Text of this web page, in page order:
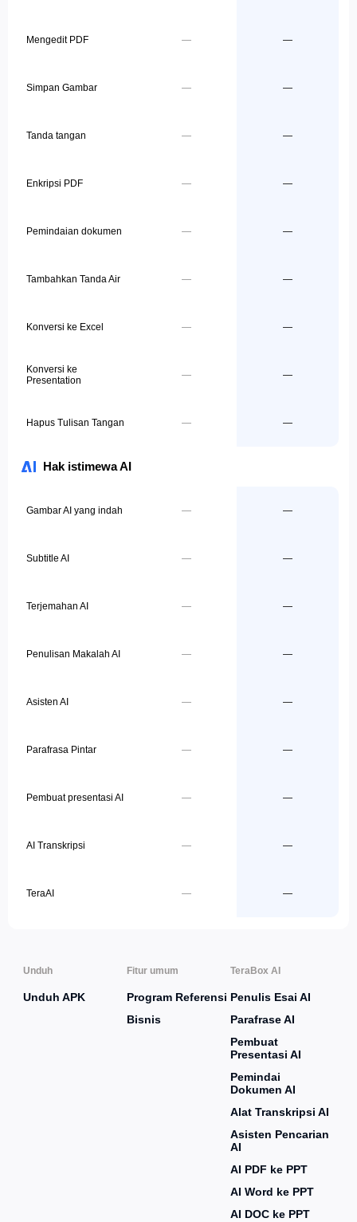
Mengedit PDF — —
Simpan Gambar — —
Tanda tangan — —
Enkripsi PDF — —
Pemindaian dokumen — —
Tambahkan Tanda Air — —
Konversi ke Excel — —
Konversi ke
Presentation
— —
Hapus Tulisan Tangan — —
Hak istimewa AI
Gambar AI yang indah — —
Subtitle AI — —
Terjemahan AI — —
Penulisan Makalah AI — —
Asisten AI — —
Parafrasa Pintar — —
Pembuat presentasi AI — —
AI Transkripsi — —
TeraAI — —
Unduh
Unduh APK
Fitur umum
Program Referensi
Bisnis
TeraBox AI
Penulis Esai AI
Parafrase AI
Pembuat
Presentasi AI
Pemindai
Dokumen AI
Alat Transkripsi AI
Asisten Pencarian
AI
AI PDF ke PPT
AI Word ke PPT
AI DOC ke PPT